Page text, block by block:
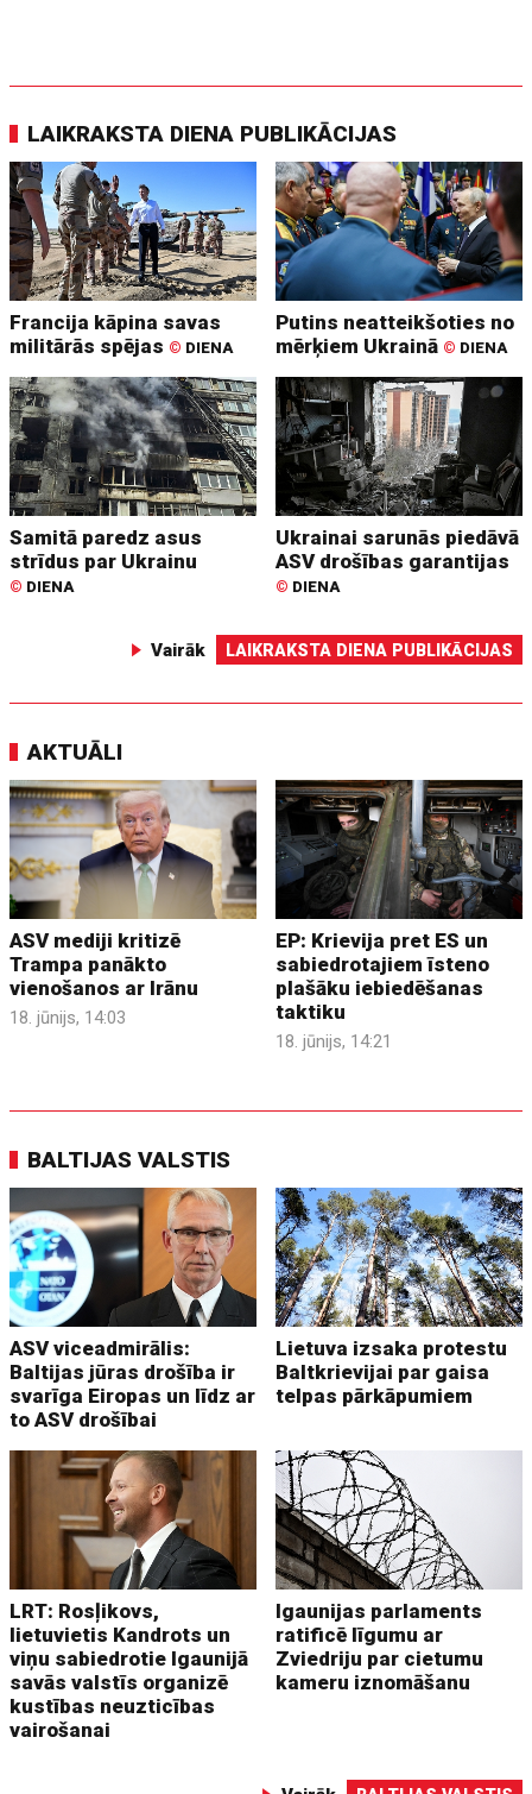
LAIKRAKSTA DIENA PUBLIKĀCIJAS
Francija kāpina savas
militārās spējas © DIENA
Putins neatteikšoties no
mērķiem Ukrainā © DIENA
Samitā paredz asus
strīdus par Ukrainu
© DIENA
Ukrainai sarunās piedāvā
ASV drošības garantijas
© DIENA
Vairāk LAIKRAKSTA DIENA PUBLIKĀCIJAS
AKTUĀLI
ASV mediji kritizē
Trampa panākto
vienošanos ar Irānu
18. jūnijs, 14:03
EP: Krievija pret ES un
sabiedrotajiem īsteno
plašāku iebiedēšanas
taktiku
18. jūnijs, 14:21
BALTIJAS VALSTIS
ASV viceadmirālis:
Baltijas jūras drošība ir
svarīga Eiropas un līdz ar
to ASV drošībai
Lietuva izsaka protestu
Baltkrievijai par gaisa
telpas pārkāpumiem
LRT: Rosļikovs,
lietuvietis Kandrots un
viņu sabiedrotie Igaunijā
savās valstīs organizē
kustības neuzticības
vairošanai
Igaunijas parlaments
ratificē līgumu ar
Zviedriju par cietumu
kameru iznomāšanu